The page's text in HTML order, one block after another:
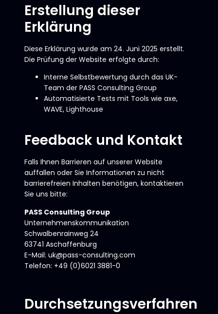
Erstellung dieser
Erklärung
Diese Erklärung wurde am 24. Juni 2025 erstellt.
Die Prüfung der Website erfolgte durch:
Interne Selbstbewertung durch das UK-
Team der PASS Consulting Group
Automatisierte Tests mit Tools wie axe,
WAVE, Lighthouse
Feedback und Kontakt
Falls Ihnen Barrieren auf unserer Website
auffallen oder Sie Informationen zu nicht
barrierefreien Inhalten benötigen, kontaktieren
Sie uns bitte:
PASS Consulting Group
Unternehmenskommunikation
Schwalbenrainweg 24
63741 Aschaffenburg
E-Mail: uk@pass-consulting.com
Telefon: +49 (0)6021 3881-0
Durchsetzungsverfahren